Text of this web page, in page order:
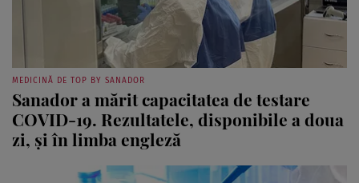
MEDICINĂ DE TOP BY SANADOR
Sanador a mărit capacitatea de testare
COVID-19. Rezultatele, disponibile a doua
zi, şi în limba engleză